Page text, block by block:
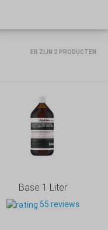
ER ZIJN 2 PRODUCTEN
Base 1 Liter
55 reviews